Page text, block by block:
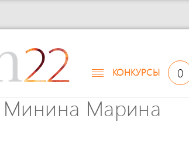
22 КОНКУРСЫ 0
Минина Марина